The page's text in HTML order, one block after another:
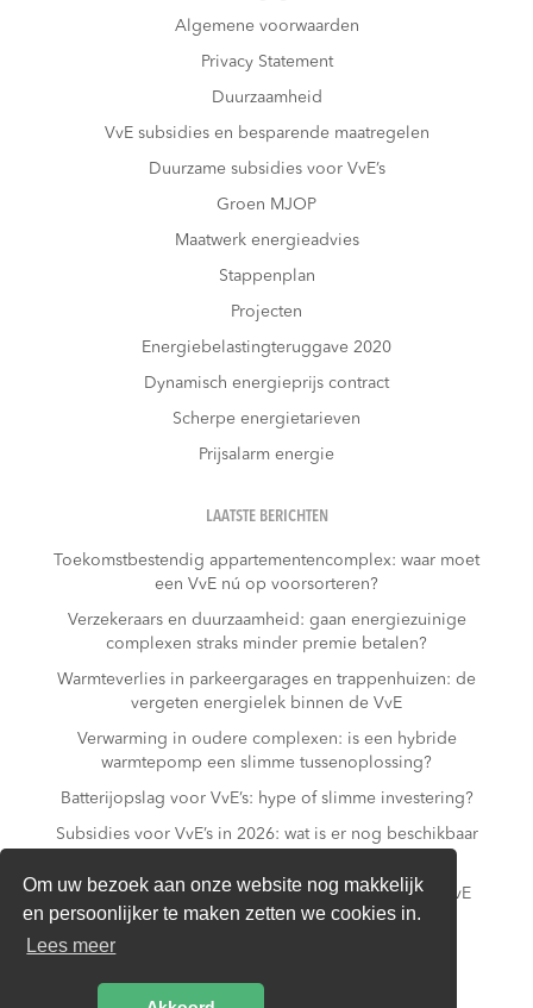
Om uw bezoek aan onze website nog makkelijk
en persoonlijker te maken zetten we cookies in.
Lees meer
Algemene voorwaarden
Privacy Statement
Duurzaamheid
VvE subsidies en besparende maatregelen
Duurzame subsidies voor VvE’s
Groen MJOP
Maatwerk energieadvies
Stappenplan
Projecten
Energiebelastingteruggave 2020
Dynamisch energieprijs contract
Scherpe energietarieven
Prijsalarm energie
LAATSTE BERICHTEN
Toekomstbestendig appartementencomplex: waar moet
een VvE nú op voorsorteren?
Verzekeraars en duurzaamheid: gaan energiezuinige
complexen straks minder premie betalen?
Warmteverlies in parkeergarages en trappenhuizen: de
vergeten energielek binnen de VvE
Verwarming in oudere complexen: is een hybride
warmtepomp een slimme tussenoplossing?
Batterijopslag voor VvE’s: hype of slimme investering?
Subsidies voor VvE’s in 2026: wat is er nog beschikbaar
Slim laden in parkeergarages: hoe voorkomt een VvE
overbelasting van de installatie?
Van gas naar all-electric: is dat realistisch voor een